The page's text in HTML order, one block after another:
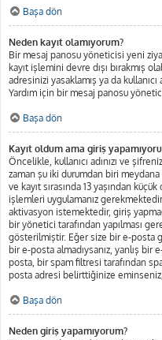
Başa dön
Neden kayıt olamıyorum?
Bir mesaj panosu yöneticisi yeni
kayıt işlemini devre dışı bırakmış
adresinizi yasaklamış ya da
Yardım için bir mesaj panosu
Başa dön
Kayıt oldum ama giriş
Öncelikle, kullanıcı adınızı ve
zaman şu iki durumdan biri
ve kayıt sırasında 13 yaşından
işlemleri uygulamanız
aktivasyon istemektedir, giriş
bir yönetici tarafından yapılması
gösterilmiştir. Eğer size bir e-posta
bir e-posta almadıysanız, yanlış
posta, bir spam filtresi tarafından
posta adresi belirttiğinize
Başa dön
Neden giriş yapamıyorum?